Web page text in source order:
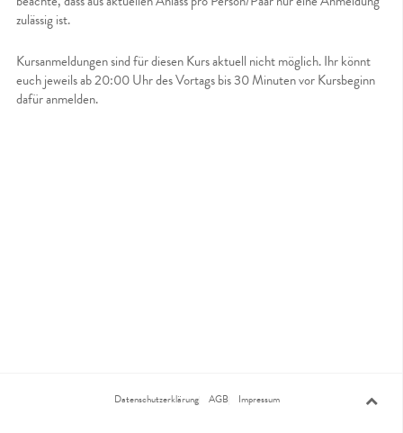
zulässig ist.
Kursanmeldungen sind für diesen Kurs aktuell nicht möglich. Ihr könnt
euch jeweils ab 20:00 Uhr des Vortags bis 30 Minuten vor Kursbeginn
dafür anmelden.
Datenschutzerklärung AGB Impressum